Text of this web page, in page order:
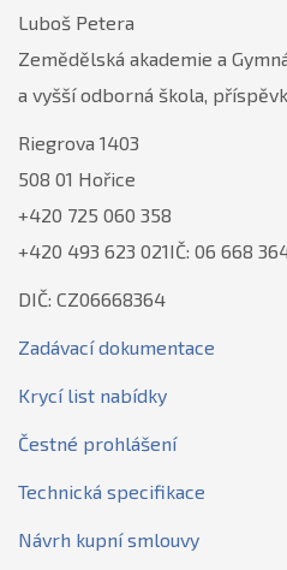
Luboš Petera
Zemědělská akademie a
a vyšší odborná škola,
Riegrova 1403
508 01 Hořice
+420 725 060 358
+420 493 623 021IČ: 06 668
DIČ: CZ06668364
Zadávací dokumentace
Krycí list nabídky
Čestné prohlášení
Technická specifikace
Návrh kupní smlouvy